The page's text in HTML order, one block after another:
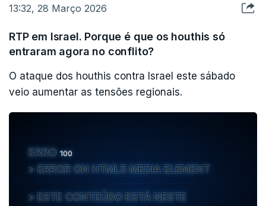
13:32, 28 Março 2026
RTP em Israel. Porque é que os houthis só
entraram agora no conflito?
O ataque dos houthis contra Israel este sábado
veio aumentar as tensões regionais.
ERRO100
ERROR ON HTML5 MEDIA ELEMENT
ESTE CONTEÚDO ESTÁ NESTE